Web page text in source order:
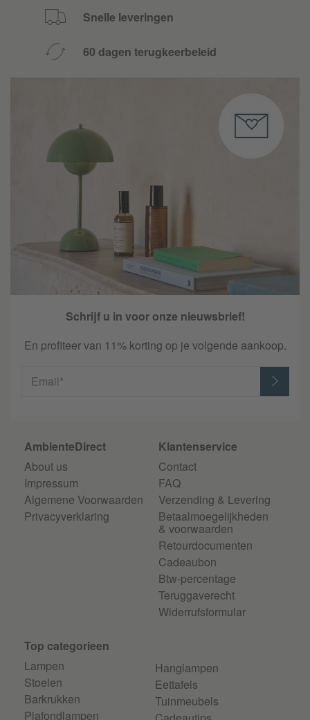
Snelle leveringen
60 dagen terugkeerbeleid
Schrijf u in voor onze nieuwsbrief!
En profiteer van 11% korting op je volgende aankoop.
Email*
AmbienteDirect
About us
Impressum
Algemene Voorwaarden
Privacyverklaring
Klantenservice
Contact
FAQ
Verzending & Levering
Betaalmoegelijkheden
& voorwaarden
Retourdocumenten
Cadeaubon
Btw-percentage
Teruggaverecht
Widerrufsformular
Top categorieen
Lampen
Stoelen
Barkrukken
Plafondlampen
Hanglampen
Eettafels
Tuinmeubels